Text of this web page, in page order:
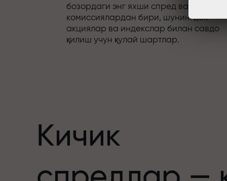
бозордаги энг яхши спред ва
комиссиялардан бири, шунингдек
акциялар ва индекслар билан савдо
қилиш учун қулай шартлар.
Aleš Loprais савдо оламига интилиш ва
Кичик